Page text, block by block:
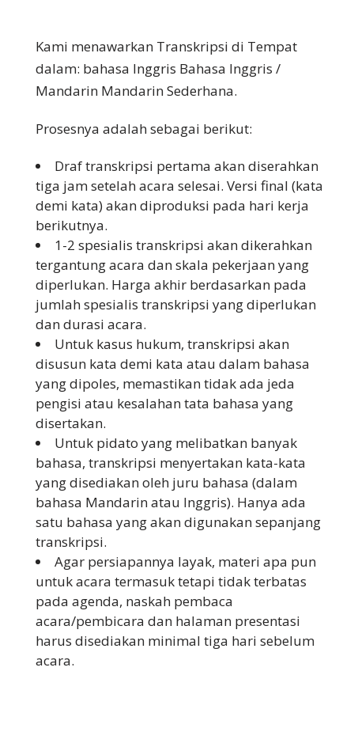
Kami menawarkan Transkripsi di Tempat
dalam: bahasa Inggris Bahasa Inggris /
Mandarin Mandarin Sederhana.
Prosesnya adalah sebagai berikut:
Draf transkripsi pertama akan diserahkan
tiga jam setelah acara selesai. Versi final (kata
demi kata) akan diproduksi pada hari kerja
berikutnya.
1-2 spesialis transkripsi akan dikerahkan
tergantung acara dan skala pekerjaan yang
diperlukan. Harga akhir berdasarkan pada
jumlah spesialis transkripsi yang diperlukan
dan durasi acara.
Untuk kasus hukum, transkripsi akan
disusun kata demi kata atau dalam bahasa
yang dipoles, memastikan tidak ada jeda
pengisi atau kesalahan tata bahasa yang
disertakan.
Untuk pidato yang melibatkan banyak
bahasa, transkripsi menyertakan kata-kata
yang disediakan oleh juru bahasa (dalam
bahasa Mandarin atau Inggris). Hanya ada
satu bahasa yang akan digunakan sepanjang
transkripsi.
Agar persiapannya layak, materi apa pun
untuk acara termasuk tetapi tidak terbatas
pada agenda, naskah pembaca
acara/pembicara dan halaman presentasi
harus disediakan minimal tiga hari sebelum
acara.